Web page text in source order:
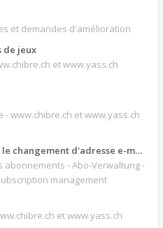
et demandes d'amélioration
de jeux
et www.yass.ch
- www.chibre.ch et www.yass.ch
changement d'adresse e-mail.
abonnements - Abo-Verwaltung -
management
et www.yass.ch